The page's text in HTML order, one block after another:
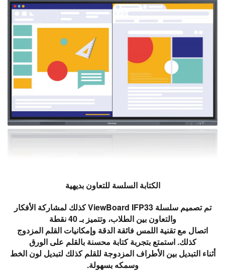
الكتابة السلسة للتعاون بديهية
تم تصميم سلسلة ViewBoard IFP33 كذلك لمشاركة الأفكار
والتعاون بين الطلاب، وتتميز بـ 40 نقطة
اتصال مع تقنية اللمس فائقة الدقة وإمكانيات القلم المزدوج
كذلك. استمتع بتجربة كتابة محسنة بالقلم على الورق
أثناء التبديل بين الأطراف المزدوجة للقلم كذلك لتبديل لون الخط
وسمكه بسهولة.